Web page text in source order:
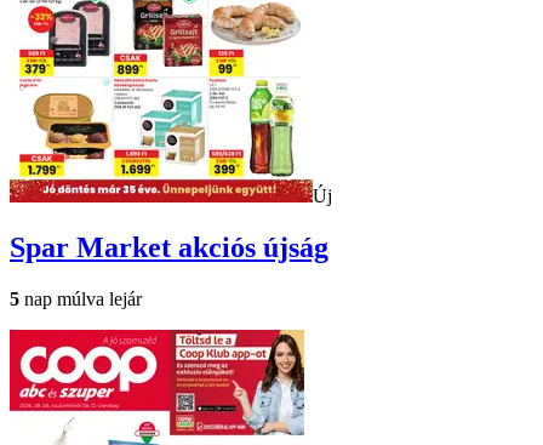
Új
Spar Market akciós újság
5 nap múlva lejár